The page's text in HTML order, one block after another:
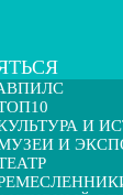
И
И